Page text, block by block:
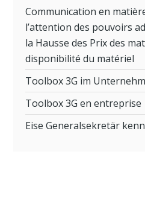
Communication en
l’attention des pouvoirs
la Hausse des Prix des
disponibilité du matériel
Toolbox 3G im
Toolbox 3G en entreprise
Eise Generalsekretär